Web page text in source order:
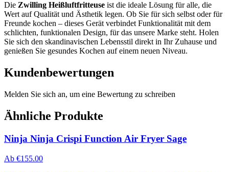
Die Zwilling Heißluftfritteuse ist die ideale Lösung für alle, die
Wert auf Qualität und Ästhetik legen. Ob Sie für sich selbst oder für
Freunde kochen – dieses Gerät verbindet Funktionalität mit dem
schlichten, funktionalen Design, für das unsere Marke steht. Holen
Sie sich den skandinavischen Lebensstil direkt in Ihr Zuhause und
genießen Sie gesundes Kochen auf einem neuen Niveau.
Kundenbewertungen
Melden Sie sich an, um eine Bewertung zu schreiben
Ähnliche Produkte
Ninja Ninja Crispi Function Air Fryer Sage
Ab €155.00